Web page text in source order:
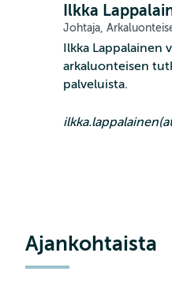
Ilkka
Johtaja,
Ilkka Lappalainen
arkaluonteisen
palveluista.
Ajankohtaista